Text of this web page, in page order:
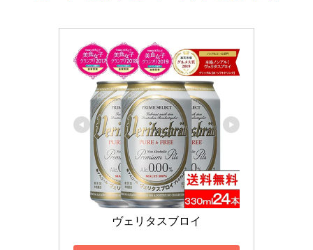
ヴェリタスブロイ